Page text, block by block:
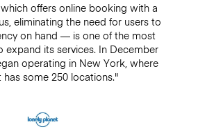
offers online booking with a
eliminating the need for users to
on hand — is one of the most
expand its services. In December
operating in New York, where
some 250 locations."